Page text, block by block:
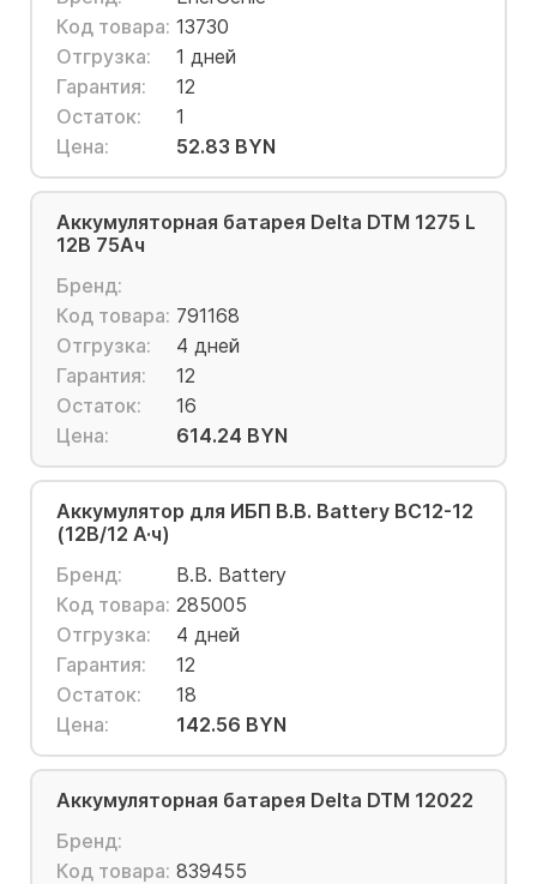
Код товара: 13730
Отгрузка:
1 дней
Гарантия:
12
Остаток:
1
Цена:
52.83 BYN
Аккумуляторная батарея Delta DTM 1275 L
12В 75Ач
Бренд:
Код товара: 791168
Отгрузка:
4 дней
Гарантия:
12
Остаток:
16
Цена:
614.24 BYN
Аккумулятор для ИБП B.B. Battery BC12-12
(12В/12 А·ч)
Бренд:
B.B. Battery
Код товара: 285005
Отгрузка:
4 дней
Гарантия:
12
Остаток:
18
Цена:
142.56 BYN
Аккумуляторная батарея Delta DTM 12022
Бренд:
Код товара: 839455